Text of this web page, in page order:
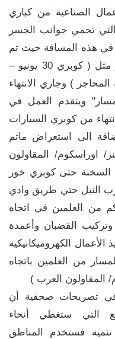
الصناعية من كباري
تحمي جوانب الجسر
هذه المسافة حيث تم
الانتهاء من عدد من كباري المسار مثل ( كوبري 30 يونيو –
) وجاري الانتهاء
ويتقدم العمل في
من كوبري السيارات
الى استعراض ماتم
المقاولون
90 كم من السخنة حتى كوبري خور
، و ٨٥ كم غرب النيل حتي طريق وادي
العلمين وتم تسليم ٤٠ كم من العلمين في اتجاه
القضبان وأعمدة
الأعمال الكهروميكانيكية
المسار من العلمين باتجاه
العرب )
تصريحات صحفية أن
التي ستغطي أنحاء
فستخدم المناطق